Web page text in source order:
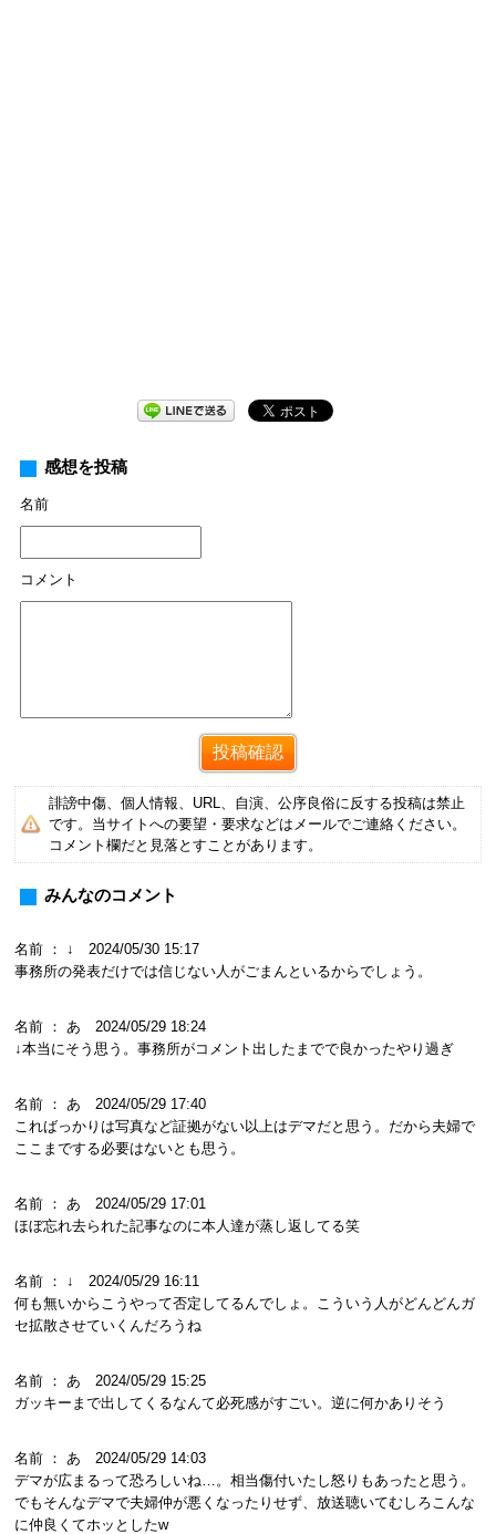
感想を投稿
名前
コメント
誹謗中傷、個人情報、URL、自演、公序良俗に反する投稿は禁止
です。当サイトへの要望・要求などはメールでご連絡ください。
コメント欄だと見落とすことがあります。
みんなのコメント
名前 ： ↓ 2024/05/30 15:17
事務所の発表だけでは信じない人がごまんといるからでしょう。
名前 ： あ 2024/05/29 18:24
↓本当にそう思う。事務所がコメント出したまでで良かったやり過ぎ
名前 ： あ 2024/05/29 17:40
こればっかりは写真など証拠がない以上はデマだと思う。だから夫婦で
ここまでする必要はないとも思う。
名前 ： あ 2024/05/29 17:01
ほぼ忘れ去られた記事なのに本人達が蒸し返してる笑
名前 ： ↓ 2024/05/29 16:11
何も無いからこうやって否定してるんでしょ。こういう人がどんどんガ
セ拡散させていくんだろうね
名前 ： あ 2024/05/29 15:25
ガッキーまで出してくるなんて必死感がすごい。逆に何かありそう
名前 ： あ 2024/05/29 14:03
デマが広まるって恐ろしいね…。相当傷付いたし怒りもあったと思う。
でもそんなデマで夫婦仲が悪くなったりせず、放送聴いてむしろこんな
に仲良くてホッとしたw